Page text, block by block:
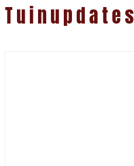
Tuinupdates